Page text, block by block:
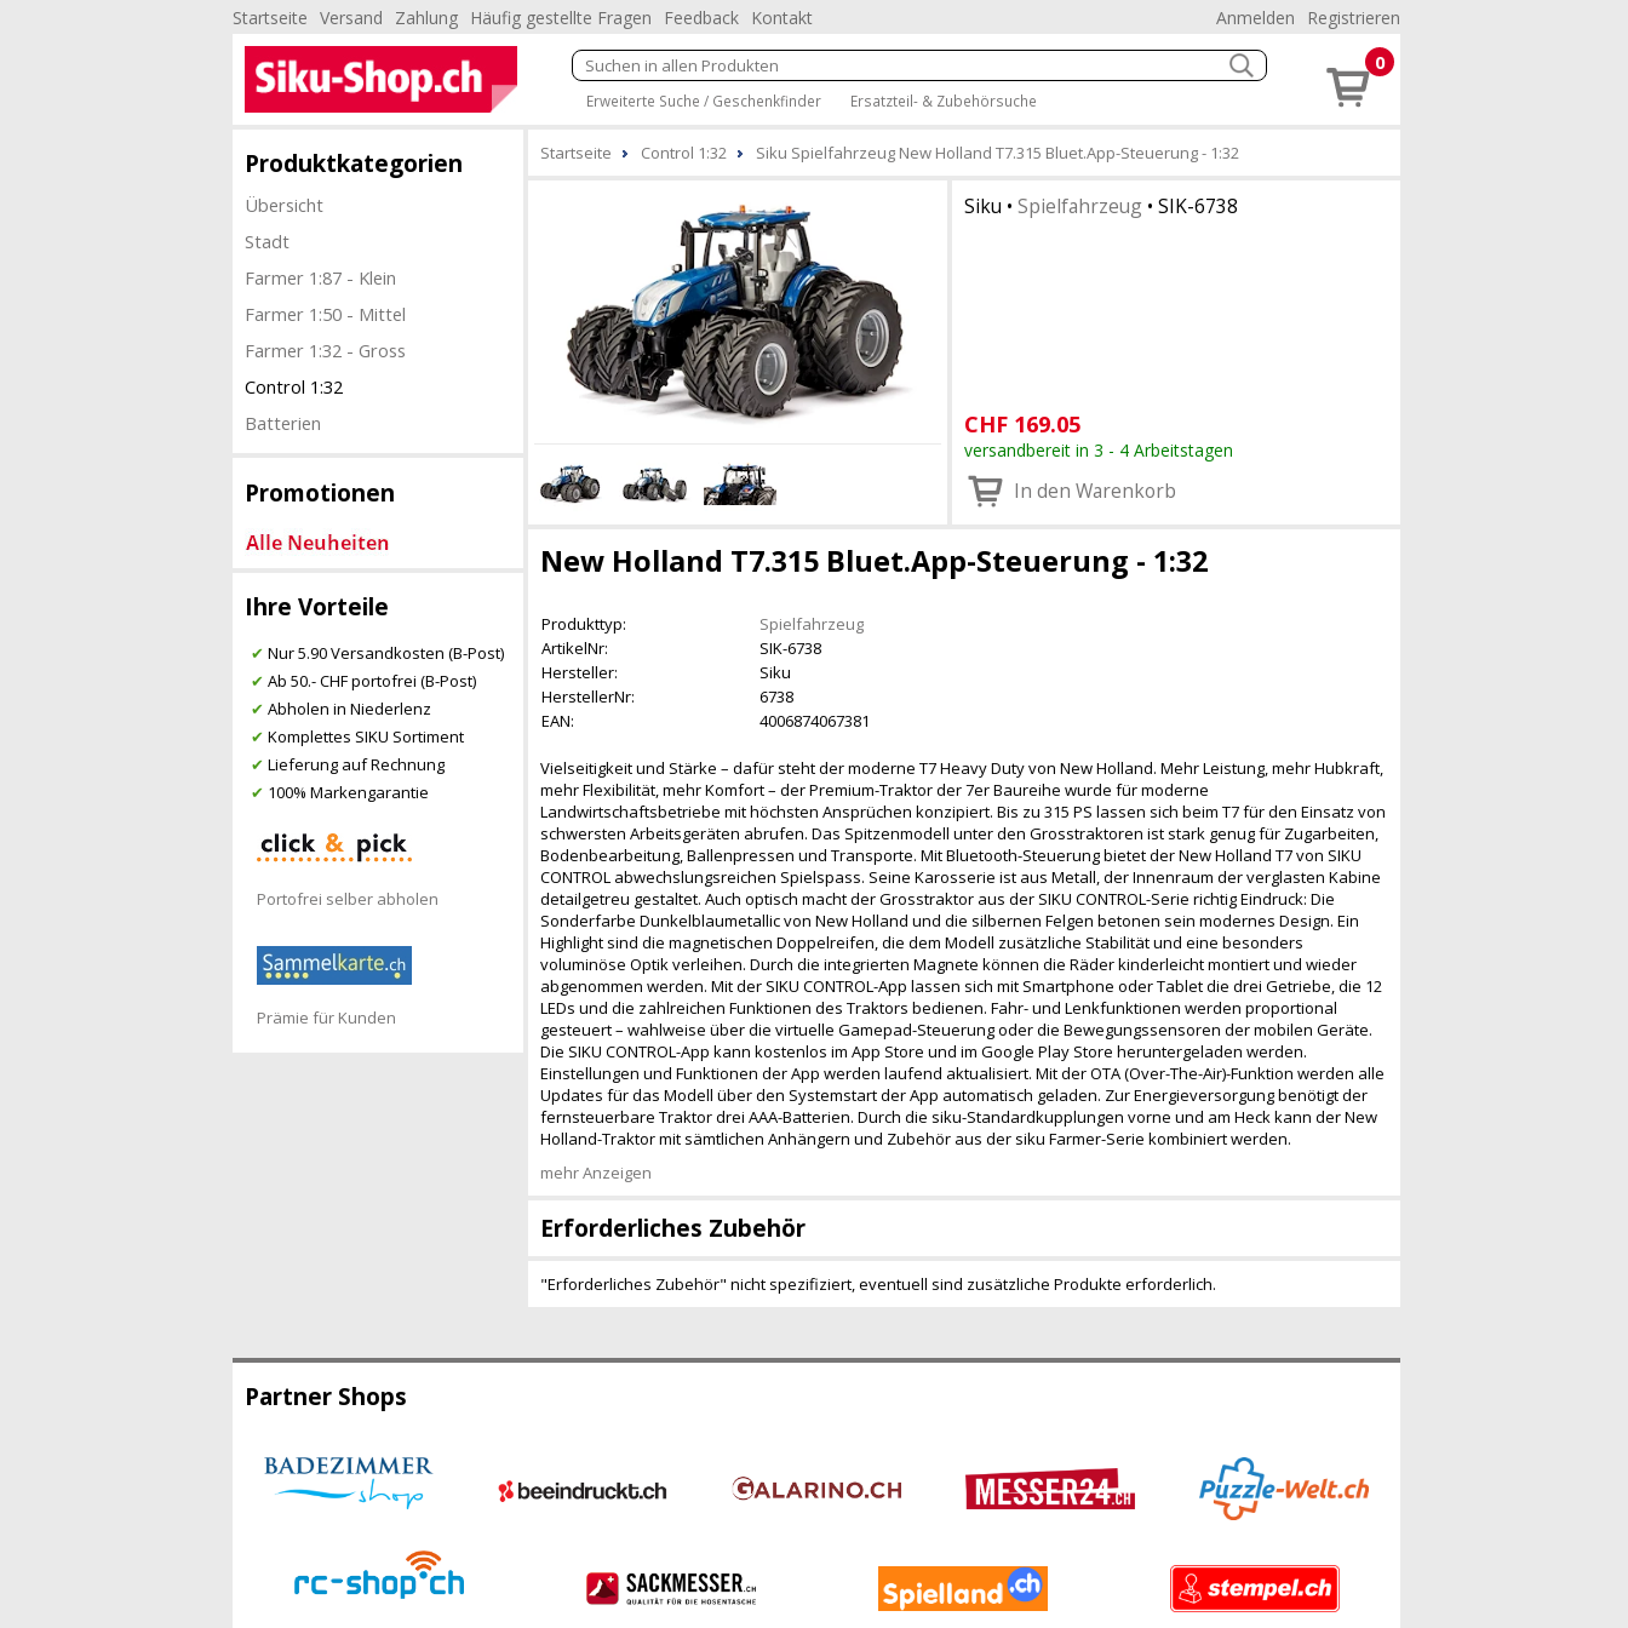
Startseite Versand Zahlung Häufig gestellte Fragen Feedback Kontakt Anmelden Registrieren
Erweiterte Suche / Geschenkfinder Ersatzteil- & Zubehörsuche
0
Produktkategorien
Übersicht
Stadt
Farmer 1:87 - Klein
Farmer 1:50 - Mittel
Farmer 1:32 - Gross
Control 1:32
Batterien
Promotionen
Ihre Vorteile
✔ Nur 5.90 Versandkosten (B-Post)
✔ Ab 50.- CHF portofrei (B-Post)
✔ Abholen in Niederlenz
✔ Komplettes SIKU Sortiment
✔ Lieferung auf Rechnung
✔ 100% Markengarantie
Portofrei selber abholen
Prämie für Kunden
Startseite Control 1:32 Siku Spielfahrzeug New Holland T7.315 Bluet.App-Steuerung - 1:32
Siku • Spielfahrzeug• SIK-6738
CHF 169.05
versandbereit in 3 - 4 Arbeitstagen
In den Warenkorb
New Holland T7.315 Bluet.App-Steuerung - 1:32
Produkttyp:
Spielfahrzeug
ArtikelNr:
SIK-6738
Hersteller:
Siku
HerstellerNr:
6738
EAN:
4006874067381
Vielseitigkeit und Stärke – dafür steht der moderne T7 Heavy Duty von New Holland. Mehr Leistung, mehr Hubkraft,
mehr Flexibilität, mehr Komfort – der Premium-Traktor der 7er Baureihe wurde für moderne
Landwirtschaftsbetriebe mit höchsten Ansprüchen konzipiert. Bis zu 315 PS lassen sich beim T7 für den Einsatz von
schwersten Arbeitsgeräten abrufen. Das Spitzenmodell unter den Grosstraktoren ist stark genug für Zugarbeiten,
Bodenbearbeitung, Ballenpressen und Transporte. Mit Bluetooth-Steuerung bietet der New Holland T7 von SIKU
CONTROL abwechslungsreichen Spielspass. Seine Karosserie ist aus Metall, der Innenraum der verglasten Kabine
detailgetreu gestaltet. Auch optisch macht der Grosstraktor aus der SIKU CONTROL-Serie richtig Eindruck: Die
Sonderfarbe Dunkelblaumetallic von New Holland und die silbernen Felgen betonen sein modernes Design. Ein
Highlight sind die magnetischen Doppelreifen, die dem Modell zusätzliche Stabilität und eine besonders
voluminöse Optik verleihen. Durch die integrierten Magnete können die Räder kinderleicht montiert und wieder
abgenommen werden. Mit der SIKU CONTROL-App lassen sich mit Smartphone oder Tablet die drei Getriebe, die 12
LEDs und die zahlreichen Funktionen des Traktors bedienen. Fahr- und Lenkfunktionen werden proportional
gesteuert – wahlweise über die virtuelle Gamepad-Steuerung oder die Bewegungssensoren der mobilen Geräte.
Die SIKU CONTROL-App kann kostenlos im App Store und im Google Play Store heruntergeladen werden.
Einstellungen und Funktionen der App werden laufend aktualisiert. Mit der OTA (Over-The-Air)-Funktion werden alle
Updates für das Modell über den Systemstart der App automatisch geladen. Zur Energieversorgung benötigt der
fernsteuerbare Traktor drei AAA-Batterien. Durch die siku-Standardkupplungen vorne und am Heck kann der New
Holland-Traktor mit sämtlichen Anhängern und Zubehör aus der siku Farmer-Serie kombiniert werden.
mehr Anzeigen
Erforderliches Zubehör
"Erforderliches Zubehör" nicht spezifiziert, eventuell sind zusätzliche Produkte erforderlich.
Partner Shops